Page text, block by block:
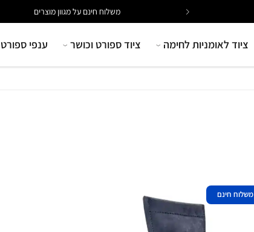
משלוח חינם על מגוון מוצרים
ציוד לאומניות לחימה ציוד ספורט וכושר ענפי ספורט
משלוח חינם